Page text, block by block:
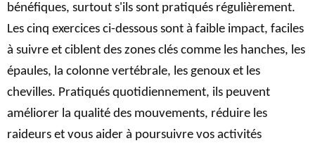
bénéfiques, surtout s'ils sont pratiqués régulièrement.
Les cinq exercices ci-dessous sont à faible impact, faciles
à suivre et ciblent des zones clés comme les hanches, les
épaules, la colonne vertébrale, les genoux et les
chevilles. Pratiqués quotidiennement, ils peuvent
améliorer la qualité des mouvements, réduire les
raideurs et vous aider à poursuivre vos activités